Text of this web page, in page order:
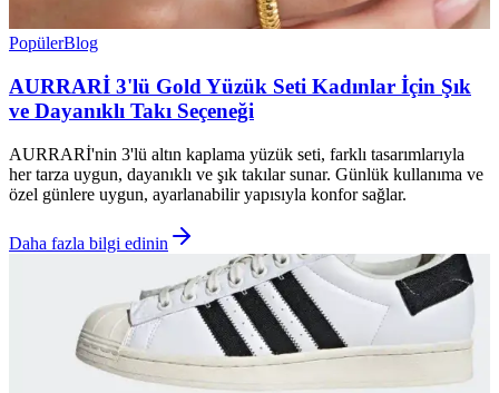
PopülerBlog
AURRARİ 3'lü Gold Yüzük Seti Kadınlar İçin Şık
ve Dayanıklı Takı Seçeneği
AURRARİ'nin 3'lü altın kaplama yüzük seti, farklı tasarımlarıyla
her tarza uygun, dayanıklı ve şık takılar sunar. Günlük kullanıma ve
özel günlere uygun, ayarlanabilir yapısıyla konfor sağlar.
Daha fazla bilgi edinin